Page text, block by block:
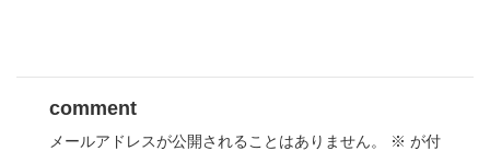
comment
メールアドレスが公開されることはありません。 ※ が付